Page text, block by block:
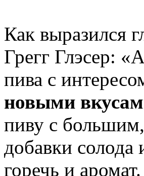
Как выразился
Грегг Глэсер:
пива с
новыми
пиву с
добавки
горечь и